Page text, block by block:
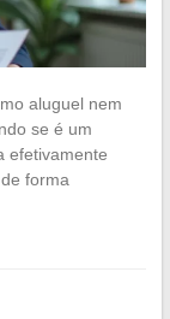
aluguel nem
se é um
efetivamente
forma